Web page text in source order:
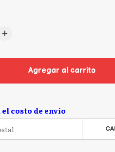
Agregar al carrito
costo de envío